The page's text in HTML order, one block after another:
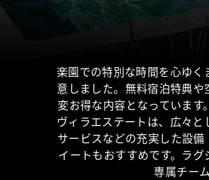
楽園での特別な時間を心ゆ
意しました。無料宿泊特典
変お得な内容となっていま
ヴィラエステートは、広々
サービスなどの充実した設
イートもおすすめです。ラグ
専属チー